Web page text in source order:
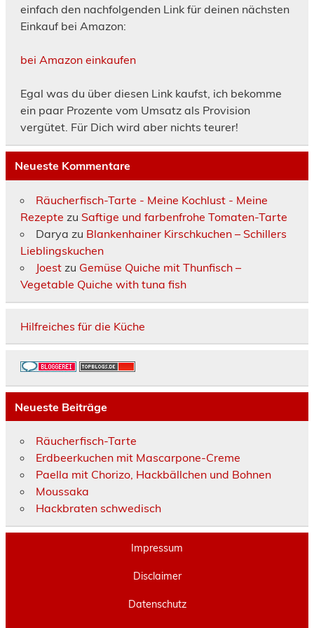
einfach den nachfolgenden Link für deinen nächsten
Einkauf bei Amazon:
bei Amazon einkaufen
Egal was du über diesen Link kaufst, ich bekomme
ein paar Prozente vom Umsatz als Provision
vergütet. Für Dich wird aber nichts teurer!
Neueste Kommentare
Räucherfisch-Tarte - Meine Kochlust - Meine
Rezepte zu Saftige und farbenfrohe Tomaten-Tarte
Darya zu Blankenhainer Kirschkuchen – Schillers
Lieblingskuchen
Joestzu Gemüse Quiche mit Thunfisch –
Vegetable Quiche with tuna fish
Hilfreiches für die Küche
Neueste Beiträge
Räucherfisch-Tarte
Erdbeerkuchen mit Mascarpone-Creme
Paella mit Chorizo, Hackbällchen und Bohnen
Moussaka
Hackbraten schwedisch
Impressum
Disclaimer
Datenschutz